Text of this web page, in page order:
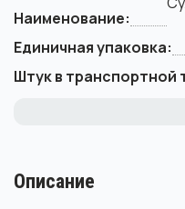
Наименование:
Единичная упаковка:
Штук в транспортной
Описание